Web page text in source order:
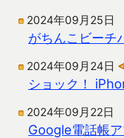
2024年09月25日
がちんこビーチ
2024年09月24日
ショック！
2024年09月22日
Google電話帳